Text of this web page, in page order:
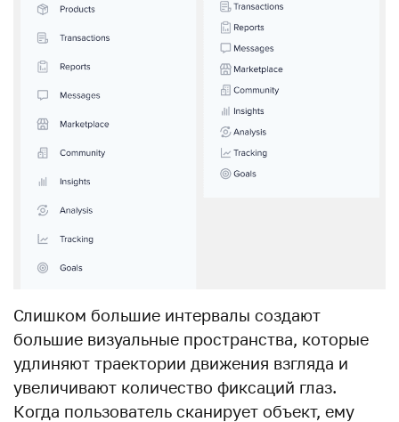
Слишком большие интервалы создают
большие визуальные пространства, которые
удлиняют траектории движения взгляда и
увеличивают количество фиксаций глаз.
Когда пользователь сканирует объект, ему